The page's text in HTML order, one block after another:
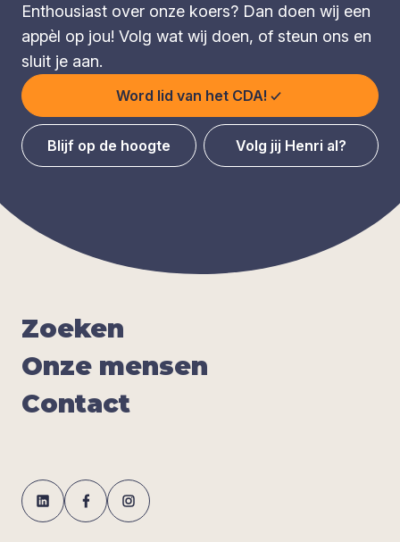
Enthousiast over onze koers? Dan doen wij een
appèl op jou! Volg wat wij doen, of steun ons en
sluit je aan.
Word lid van het CDA!
Blijf op de hoogte Volg jij Henri al?
Zoe­ken
Onze men­sen
Con­tact